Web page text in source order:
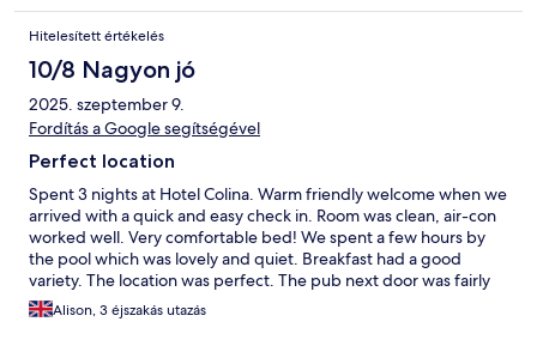
Hitelesített értékelés
10/8 Nagyon jó
2025. szeptember 9.
Fordítás a Google segítségével
Perfect location
Spent 3 nights at Hotel Colina. Warm friendly welcome when we
arrived with a quick and easy check in. Room was clean, air-con
worked well. Very comfortable bed! We spent a few hours by
the pool which was lovely and quiet. Breakfast had a good
variety. The location was perfect. The pub next door was fairly
quiet and you could play pool and darts. Walk down the hill and
you have shops and restaurants. You are close to the busy
Alison, 3 éjszakás utazás